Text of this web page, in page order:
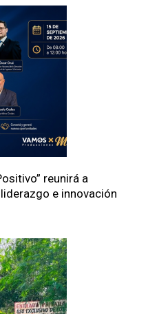
reunirá a
e innovación